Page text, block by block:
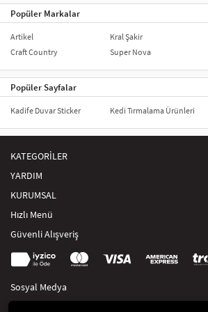
Popüler Markalar
Artikel
Craft Country
Kral Şakir
Super Nova
Popüler Sayfalar
Kadife Duvar Sticker Kedi Tırmalama Ürünleri
KATEGORİLER
YARDIM
KURUMSAL
Hızlı Menü
Güvenli Alışveriş
Sosyal Medya